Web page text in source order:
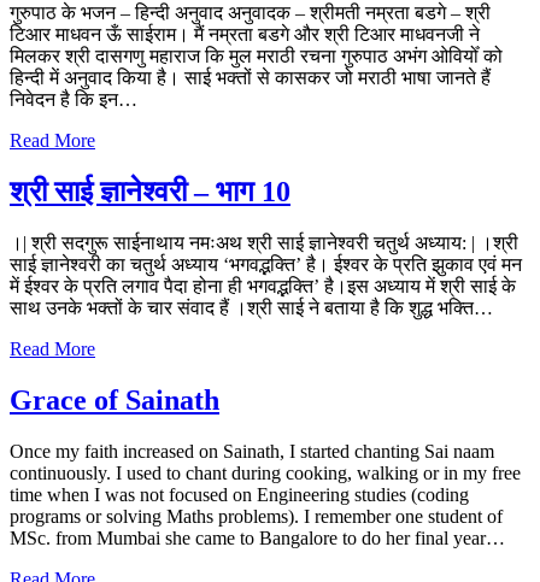
गुरुपाठ के भजन – हिन्दी अनुवाद अनुवादक – श्रीमती नम्रता बडगे – श्री
टिआर माधवन ऊँ साईराम। मैं नम्रता बडगे और श्री टिआर माधवनजी ने
मिलकर श्री दासगणु महाराज कि मुल मराठी रचना गुरुपाठ अभंग ओवियोँ को
हिन्दी में अनुवाद किया है। साई भक्तों से कासकर जो मराठी भाषा जानते हैं
निवेदन है कि इन…
Read More
श्री साई ज्ञानेश्वरी – भाग 10
।| श्री सदगुरू साईनाथाय नमःअथ श्री साई ज्ञानेश्वरी चतुर्थ अध्याय: | ।श्री
साई ज्ञानेश्वरी का चतुर्थ अध्याय ‘भगवद्भक्ति’ है। ईश्वर के प्रति झुकाव एवं मन
में ईश्वर के प्रति लगाव पैदा होना ही भगवद्भक्ति’ है।इस अध्याय में श्री साई के
साथ उनके भक्तों के चार संवाद हैं ।श्री साई ने बताया है कि शुद्ध भक्ति…
Read More
Grace of Sainath
Once my faith increased on Sainath, I started chanting Sai naam
continuously. I used to chant during cooking, walking or in my free
time when I was not focused on Engineering studies (coding
programs or solving Maths problems). I remember one student of
MSc. from Mumbai she came to Bangalore to do her final year…